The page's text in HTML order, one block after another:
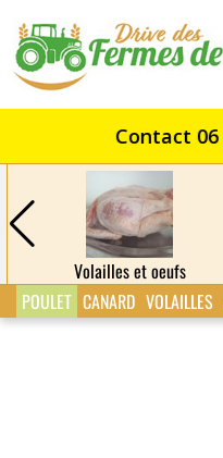
Volailles et oeufs
POULET CANARD VOLAILLES